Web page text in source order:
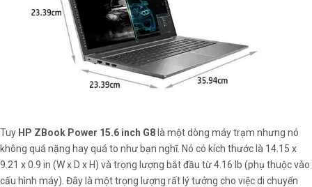
Tuy HP ZBook Power 15.6 inch G8 là một dòng máy trạm nhưng nó
không quá nặng hay quá to như bạn nghĩ. Nó có kích thước là 14.15 x
9.21 x 0.9 in (W x D x H) và trọng lượng bắt đầu từ 4.16 lb (phụ thuộc vào
cấu hình máy). Đây là một trọng lượng rất lý tưởng cho việc di chuyển